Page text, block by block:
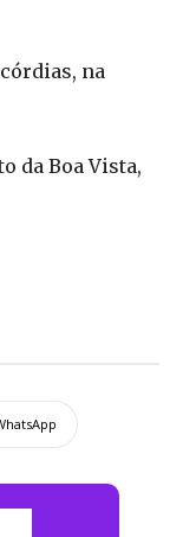
na
da Boa Vista,